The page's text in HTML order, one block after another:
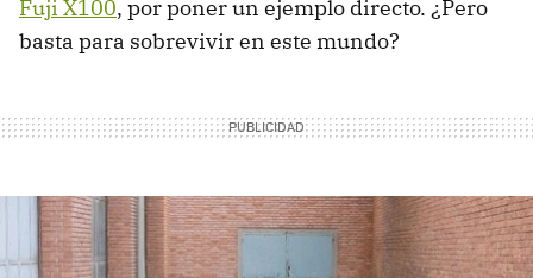
Fuji X100, por poner un ejemplo directo. ¿Pero
basta para sobrevivir en este mundo?